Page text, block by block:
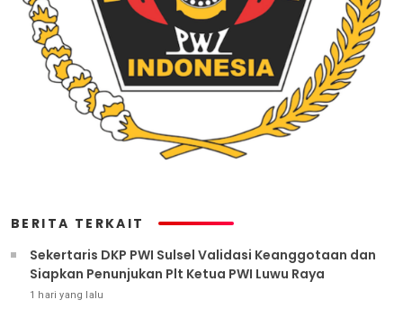
BERITA TERKAIT
Sekertaris DKP PWI Sulsel Validasi Keanggotaan dan
Siapkan Penunjukan Plt Ketua PWI Luwu Raya
1 hari yang lalu